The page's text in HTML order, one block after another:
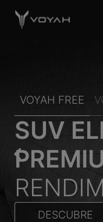
VOYAH FREE
SUV
DESCUBRE